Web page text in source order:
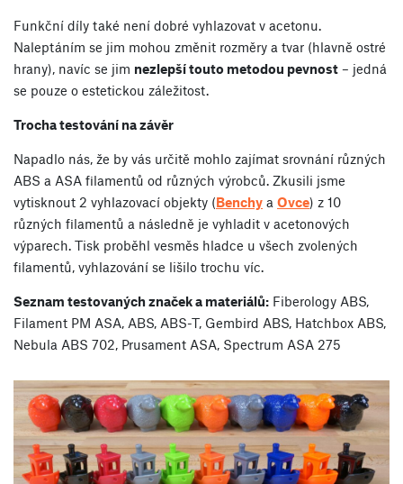
Funkční díly také není dobré vyhlazovat v acetonu.
Naleptáním se jim mohou změnit rozměry a tvar (hlavně ostré
hrany), navíc se jim nezlepší touto metodou pevnost – jedná
se pouze o estetickou záležitost.
Trocha testování na závěr
Napadlo nás, že by vás určitě mohlo zajímat srovnání různých
ABS a ASA filamentů od různých výrobců. Zkusili jsme
vytisknout 2 vyhlazovací objekty (Benchy a Ovce) z 10
různých filamentů a následně je vyhladit v acetonových
výparech. Tisk proběhl vesměs hladce u všech zvolených
filamentů, vyhlazování se lišilo trochu víc.
Seznam testovaných značek a materiálů: Fiberology ABS,
Filament PM ASA, ABS, ABS-T, Gembird ABS, Hatchbox ABS,
Nebula ABS 702, Prusament ASA, Spectrum ASA 275